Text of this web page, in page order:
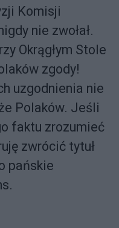
Komisji
nie zwołał.
Okrągłym Stole
zgody!
uzgodnienia nie
Polaków. Jeśli
faktu zrozumieć
zwrócić tytuł
pańskie